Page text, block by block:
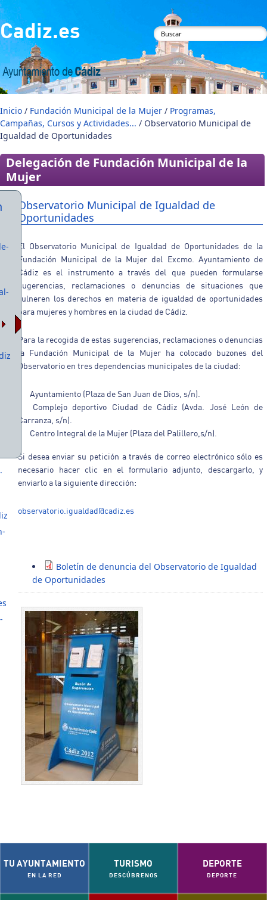
Pasar al contenido principal
Cadiz.es
Formulario de
búsqueda
Inicio / Fundación Municipal de la Mujer / Programas,
Campañas, Cursos y Actividades... / Observatorio Municipal de
Igualdad de Oportunidades
Delegación de Fundación Municipal de la
Mujer
Observatorio Municipal de Igualdad de
Oportunidades
El Observatorio Municipal de Igualdad de Oportunidades de la
Fundación Municipal de la Mujer del Excmo. Ayuntamiento de
Cádiz es el instrumento a través del que pueden formularse
sugerencias, reclamaciones o denuncias de situaciones que
vulneren los derechos en materia de igualdad de oportunidades
para mujeres y hombres en la ciudad de Cádiz.
Para la recogida de estas sugerencias, reclamaciones o denuncias
la Fundación Municipal de la Mujer ha colocado buzones del
Observatorio en tres dependencias municipales de la ciudad:
Ayuntamiento (Plaza de San Juan de Dios, s/n).
Complejo deportivo Ciudad de Cádiz (Avda. José León de
Carranza, s/n).
Centro Integral de la Mujer (Plaza del Palillero,s/n).
Si desea enviar su petición a través de correo electrónico sólo es
necesario hacer clic en el formulario adjunto, descargarlo, y
enviarlo a la siguiente dirección:
observatorio.igualdad@cadiz.es
Boletín de denuncia del Observatorio de Igualdad
de Oportunidades
TU AYUNTAMIENTO
EN LA RED
TURISMO
DESCÚBRENOS
DEPORTE
DEPORTE